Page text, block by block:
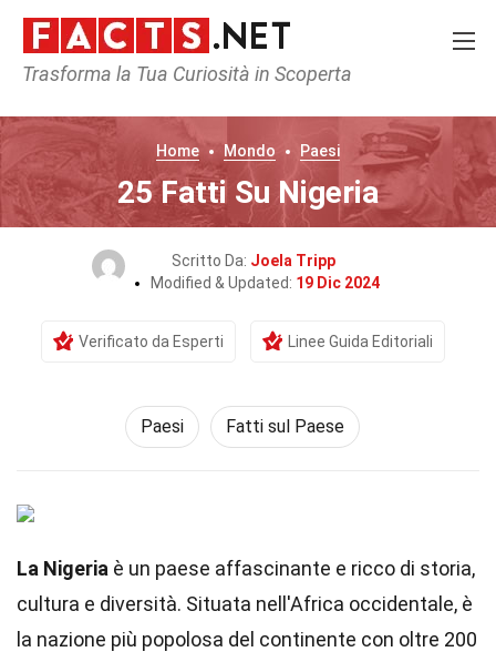
Trasforma la Tua Curiosità in Scoperta
Home Mondo Paesi
25 Fatti Su Nigeria
Scritto Da: Joela Tripp
Modified & Updated: 19 Dic 2024
Verificato da Esperti Linee Guida Editoriali
Paesi Fatti sul Paese
La Nigeria è un paese affascinante e ricco di storia,
cultura e diversità. Situata nell'Africa occidentale, è
la nazione più popolosa del continente con oltre 200